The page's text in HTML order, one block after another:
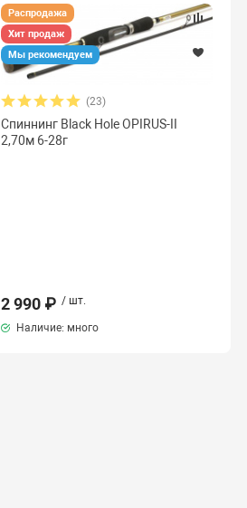
Распродажа
Хит продаж
Мы рекомендуем
(23)
Спиннинг Black Hole OPIRUS-II
2,70м 6-28г
2 990 ₽ / шт.
Наличие: много